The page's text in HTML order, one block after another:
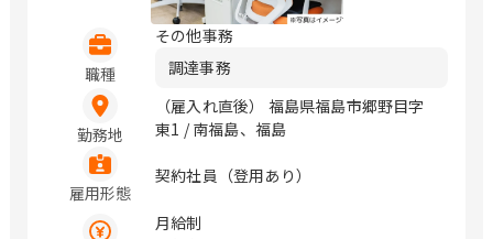
職種
その他事務
調達事務
勤務地
（雇入れ直後） 福島県福島市郷野目字
東1 / 南福島、福島
雇用形態
契約社員（登用あり）
月給制